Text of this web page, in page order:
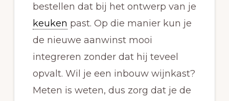
bestellen dat bij het ontwerp van je
keuken past. Op die manier kun je
de nieuwe aanwinst mooi
integreren zonder dat hij teveel
opvalt. Wil je een inbouw wijnkast?
Meten is weten, dus zorg dat je de